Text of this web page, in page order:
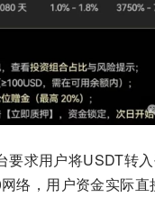
要求用户将USDT转入
络，用户资金实际直